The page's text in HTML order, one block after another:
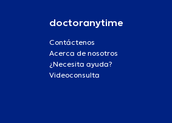
doctoranytime
Contáctenos
Acerca de nosotros
¿Necesita ayuda?
Videoconsulta